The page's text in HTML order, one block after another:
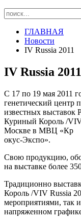
ГЛАВНАЯ
Новости
IV Russia 2011
IV Russia 2011
С 17 по 19 мая 2011
генетический центр
известных выставок
Куриный Король /VIV
Москве в МВЦ «Кр
окус-Экспо».
Свою продукцию,
на выставке более
Традиционно
Король /VIV Russia
мероприятиями, так
напряженном